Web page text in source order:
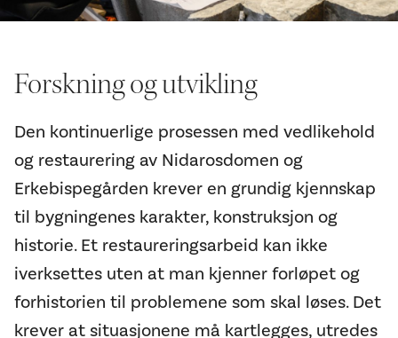
Forskning og utvikling
Den kontinuerlige prosessen med vedlikehold
og restaurering av Nidarosdomen og
Erkebispegården krever en grundig kjennskap
til bygningenes karakter, konstruksjon og
historie. Et restaureringsarbeid kan ikke
iverksettes uten at man kjenner forløpet og
forhistorien til problemene som skal løses. Det
krever at situasjonene må kartlegges, utredes